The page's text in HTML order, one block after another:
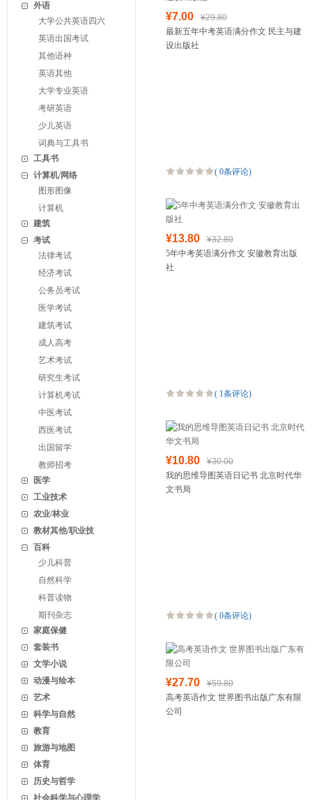
外语
大学公共英语四六
英语出国考试
其他语种
英语其他
大学专业英语
考研英语
少儿英语
词典与工具书
工具书
计算机/网络
图形图像
计算机
建筑
考试
法律考试
经济考试
公务员考试
医学考试
建筑考试
成人高考
艺术考试
研究生考试
计算机考试
中医考试
西医考试
出国留学
教师招考
医学
工业技术
农业/林业
教材其他/职业技
百科
少儿科普
自然科学
科普读物
期刊杂志
家庭保健
套装书
文学小说
动漫与绘本
艺术
科学与自然
教育
旅游与地图
体育
历史与哲学
社会科学与心理学
¥7.00
¥29.80
最新五年中考英语满分作文 民主与建
设出版社
( 0条评论)
¥13.80
¥32.80
5年中考英语满分作文 安徽教育出版
社
( 1条评论)
¥10.80
¥30.00
我的思维导图英语日记书 北京时代华
文书局
( 0条评论)
¥27.70
¥59.80
高考英语作文 世界图书出版广东有限
公司